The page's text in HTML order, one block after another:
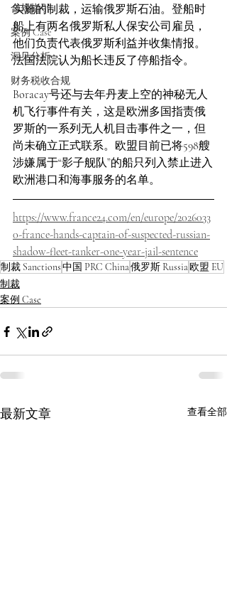
合规指引
案例 Case
洞见分析
财务税收合规
实施的制裁，运输俄罗斯石油。登船时
船上有两名俄罗斯私人保安公司雇员，
他们负责代表俄罗斯利益并收集情报。
法国法院认为船长违反了停船指令。
Boracay号还与去年丹麦上空的神秘无人
机飞行事件有关，这是欧洲多国指责俄
罗斯的一系列无人机目击事件之一，但
尚未确立正式联系。欧盟目前已将598艘
涉嫌属于“影子舰队”的船只列入禁止进入
欧洲港口和海事服务的名单。
https://www.france24.com/en/europe/2026033
0-france-hands-captain-of-suspected-russian-
shadow-fleet-tanker-one-year-jail-sentence
制裁 Sanctions中国 PRC China俄罗斯 Russia欧盟 EU
制裁
案例 Case
最新文章 查看全部